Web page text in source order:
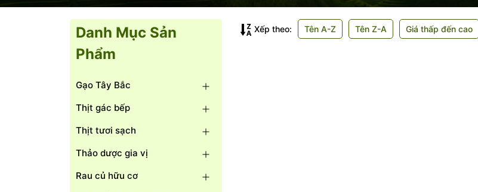
Danh Mục Sản
Phẩm
Gạo Tây Bắc
Thịt gác bếp
Thịt tươi sạch
Thảo dược gia vị
Rau củ hữu cơ
Xếp theo: Tên A-Z Tên Z-A Giá thấp đến cao